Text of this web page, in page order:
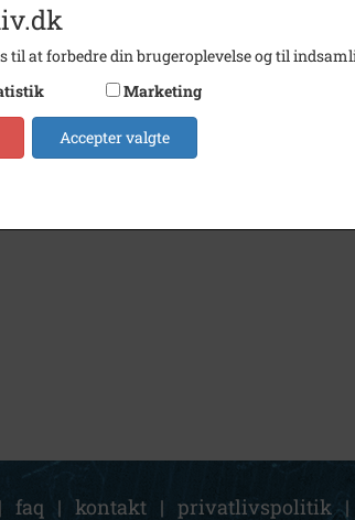
| faq | kontakt | privatlivspolitik |
til at forbedre din brugeroplevelse og til
Marketing
Accepter valgte